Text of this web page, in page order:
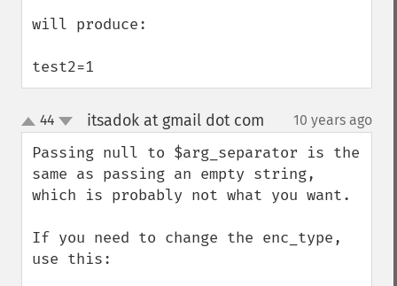
will produce:
test2=1
up
down
44 itsadok at gmail dot com 10 years ago
Passing null to $arg_separator is the
same as passing an empty string,
which is probably not what you want.
If you need to change the enc_type,
use this: